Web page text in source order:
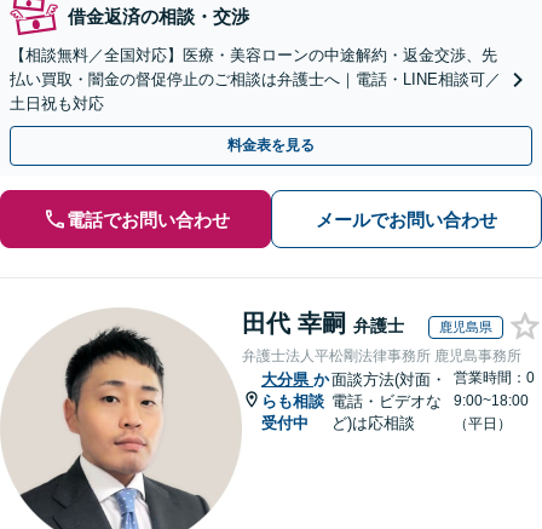
借金返済の相談・交渉
【相談無料／全国対応】医療・美容ローンの中途解約・返金交渉、先
払い買取・闇金の督促停止のご相談は弁護士へ｜電話・LINE相談可／
土日祝も対応
料金表を見る
電話でお問い合わせ メールでお問い合わせ
田代 幸嗣 弁護士 鹿児島県
弁護士法人平松剛法律事務所 鹿児島事務所
大分県 か
らも相談
受付中
面談方法(対面・
電話・ビデオな
ど)は応相談
営業時間：0
9:00~18:00
（平日）